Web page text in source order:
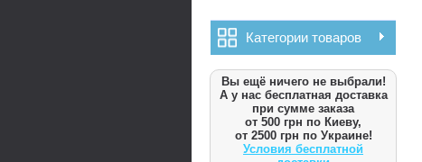
Категории товаров
Вы ещё ничего не выбрали!
А у нас бесплатная доставка
при сумме заказа
от 500 грн по Киеву,
от 2500 грн по Украине!
Условия бесплатной